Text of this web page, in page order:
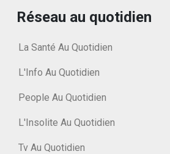
Réseau au quotidien
La Santé Au Quotidien
L'Info Au Quotidien
People Au Quotidien
L'Insolite Au Quotidien
Tv Au Quotidien